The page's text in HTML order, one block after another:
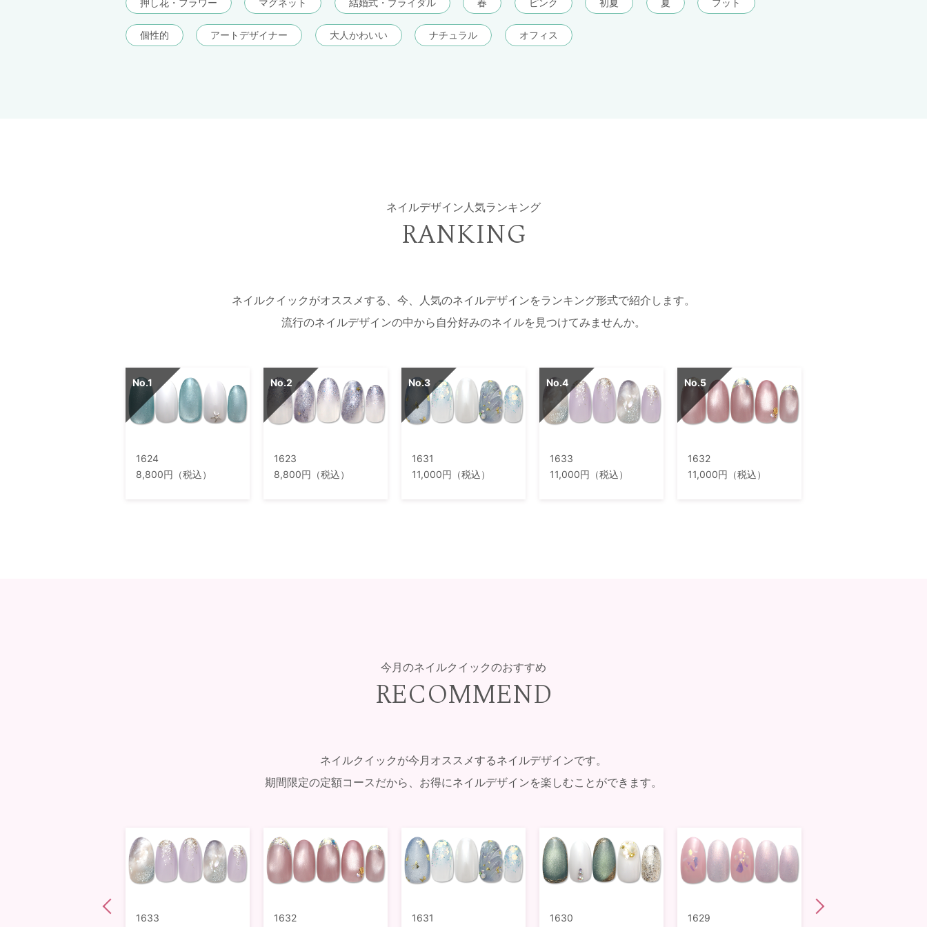
押し花・フラワー マグネット 結婚式・ブライダル 春 ピンク 初夏 夏 フット
個性的 アートデザイナー 大人かわいい ナチュラル オフィス
ネイルデザイン人気ランキング
RANKING
ネイルクイックがオススメする、今、人気のネイルデザインをランキング形式で紹介します。
流行のネイルデザインの中から自分好みのネイルを見つけてみませんか。
1624
8,800円（税込）
1623
8,800円（税込）
1631
11,000円（税込）
1633
11,000円（税込）
1632
11,000円（税込）
今月のネイルクイックのおすすめ
RECOMMEND
ネイルクイックが今月オススメするネイルデザインです。
期間限定の定額コースだから、お得にネイルデザインを楽しむことができます。
1633 1632 1631 1630 1629